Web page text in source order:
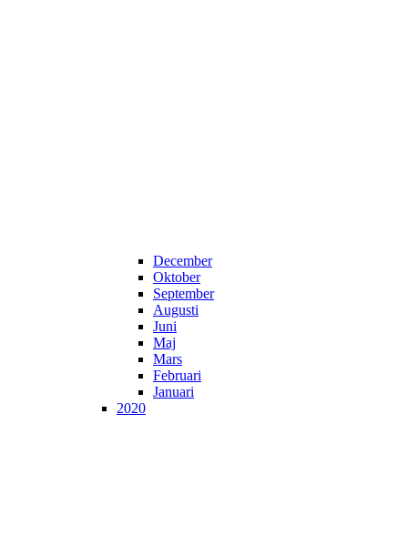
December
Oktober
September
Augusti
Juni
Maj
Mars
Februari
Januari
2020